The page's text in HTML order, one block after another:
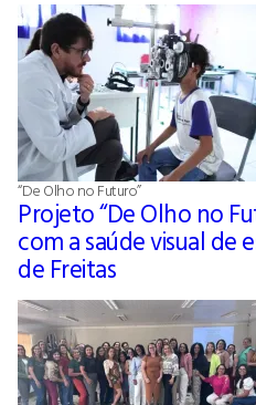
“De Olho no Futuro”
Projeto “De Olho no
com a saúde visual de
de Freitas